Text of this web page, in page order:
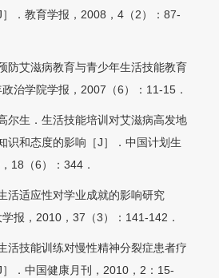
．教育学报，2008，4（2）：87-
防艾滋病教育与青少年生活技能教育
政治学院学报，2007（6）：11-15．
尔生．生活技能培训对艾滋病高发地
识和态度的影响［J］．中国计划生
18（6）：344．
活适应性对学业成就的影响研究
学报，2010，37（3）：141-142．
活技能训练对慢性精神分裂症患者疗
．中国健康月刊，2010，2：15-